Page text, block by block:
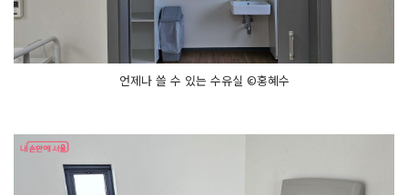
언제나 쓸 수 있는 수유실 ©홍혜수